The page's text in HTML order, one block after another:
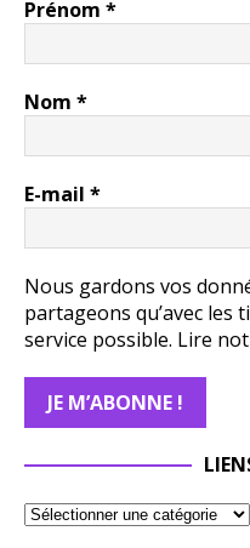
Prénom *
Nom *
E-mail *
Nous gardons vos
partageons qu’avec les
service possible. Lire